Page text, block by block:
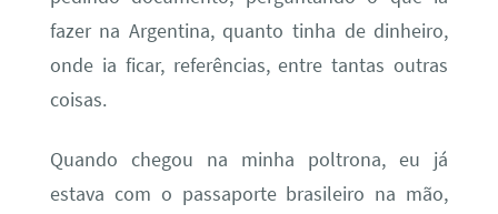
fazer na Argentina, quanto tinha de dinheiro,
onde ia ficar, referências, entre tantas outras
coisas.
Quando chegou na minha poltrona, eu já
estava com o passaporte brasileiro na mão,